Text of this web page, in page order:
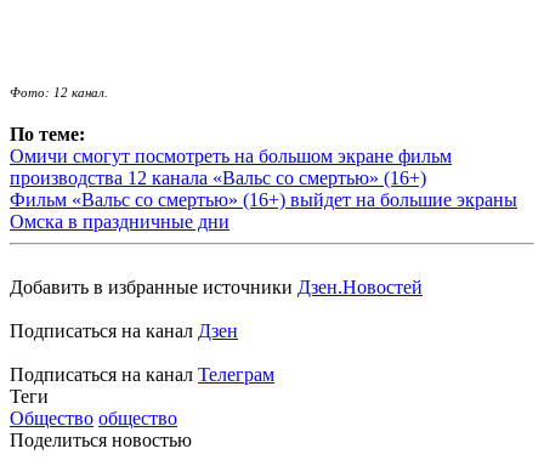
Фото: 12 канал.
По теме:
Омичи смогут посмотреть на большом экране фильм
производства 12 канала «Вальс со смертью» (16+)
Фильм «Вальс со смертью» (16+) выйдет на большие экраны
Омска в праздничные дни
Добавить в избранные источники Дзен.Новостей
Подписаться на канал Дзен
Подписаться на канал Телеграм
Теги
Общество общество
Поделиться новостью